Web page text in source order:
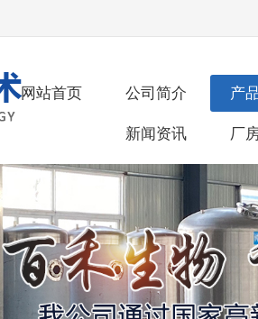
网站首页 公司简介 产
新闻资讯 厂